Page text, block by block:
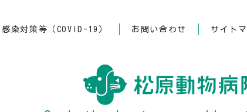
感染対策等（COVID-19） お問い合わせ サイト